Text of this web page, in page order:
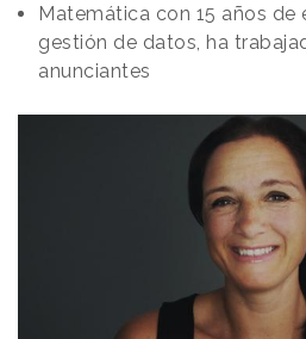
Matemática con 15 años de
gestión de datos, ha
anunciantes